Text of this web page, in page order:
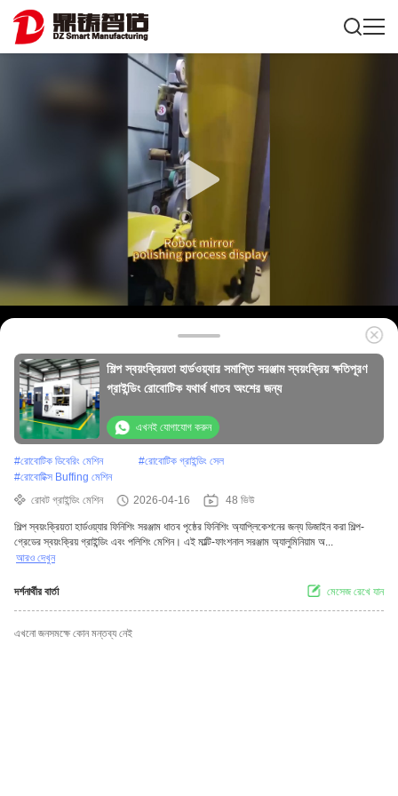
শিল্প স্বয়ংক্রিয়তা হার্ডওয়্যার সমাপ্তি সরঞ্জাম স্বয়ংক্রিয় ক্ষতিপূরণ
গ্রাইন্ডিং রোবোটিক যথার্থ ধাতব অংশের জন্য
এখনই যোগাযোগ করুন
#রোবোটিক ডিবেরিং মেশিন #রোবোটিক গ্রাইন্ডিং সেল
#রোবোটিক্স Buffing মেশিন
রোবট গ্রাইন্ডিং মেশিন
2026-04-16 48 ভিউ
শিল্প স্বয়ংক্রিয়তা হার্ডওয়্যার ফিনিশিং সরঞ্জাম ধাতব পৃষ্ঠের ফিনিশিং অ্যাপ্লিকেশনের জন্য ডিজাইন করা শিল্প-
গ্রেডের স্বয়ংক্রিয় গ্রাইন্ডিং এবং পলিশিং মেশিন। এই মাল্টি-ফাংশনাল সরঞ্জাম অ্যালুমিনিয়াম অ...
আরও দেখুন
দর্শনার্থীর বার্তা মেসেজ রেখে যান
এখনো জনসমক্ষে কোন মন্তব্য নেই